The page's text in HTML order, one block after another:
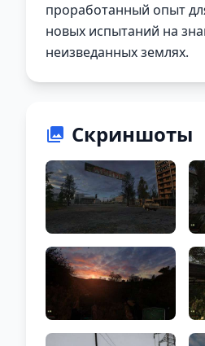
проработанный опыт
новых испытаний на
неизведанных землях.
Скриншоты